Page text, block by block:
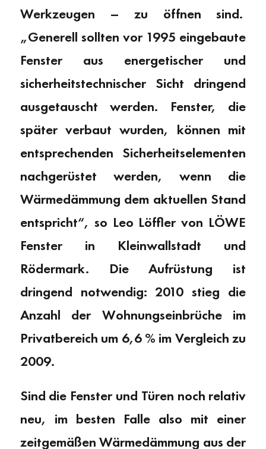
Werkzeugen – zu öffnen sind.
„Generell sollten vor 1995 eingebaute
Fenster aus energetischer und
sicherheitstechnischer Sicht dringend
ausgetauscht werden. Fenster, die
später verbaut wurden, können mit
entsprechenden Sicherheitselementen
nachgerüstet werden, wenn die
Wärmedämmung dem aktuellen Stand
entspricht“, so Leo Löffler von LÖWE
Fenster in Kleinwallstadt und
Rödermark. Die Aufrüstung ist
dringend notwendig: 2010 stieg die
Anzahl der Wohnungseinbrüche im
Privatbereich um 6,6 % im Vergleich zu
2009.
Sind die Fenster und Türen noch relativ
neu, im besten Falle also mit einer
zeitgemäßen Wärmedämmung aus der